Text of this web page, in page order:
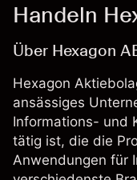
Handeln
Über Hexagon
Hexagon
ansässiges
Informations- und
tätig ist, die die
Anwendungen für